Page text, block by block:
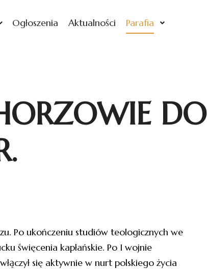
Ogłoszenia Aktualności Parafia
DO
Po ukończeniu studiów teologicznych we
święcenia kapłańskie. Po I wojnie
się aktywnie w nurt polskiego życia